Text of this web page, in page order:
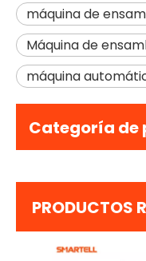
máquina de
Máquina de
máquina
Categoría de
PRODUCTOS